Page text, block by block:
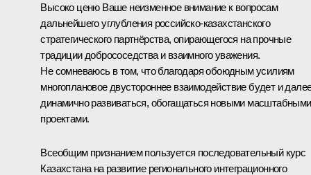
Высоко ценю Ваше неизменное внимание к вопросам
дальнейшего углубления российско-казахстанского
стратегического партнёрства, опирающегося на прочные
традиции добрососедства и взаимного уважения.
Не сомневаюсь в том, что благодаря обоюдным усилиям
многоплановое двустороннее взаимодействие будет и
динамично развиваться, обогащаться новыми масштабными
проектами.
Всеобщим признанием пользуется последовательный курс
Казахстана на развитие регионального интеграционного